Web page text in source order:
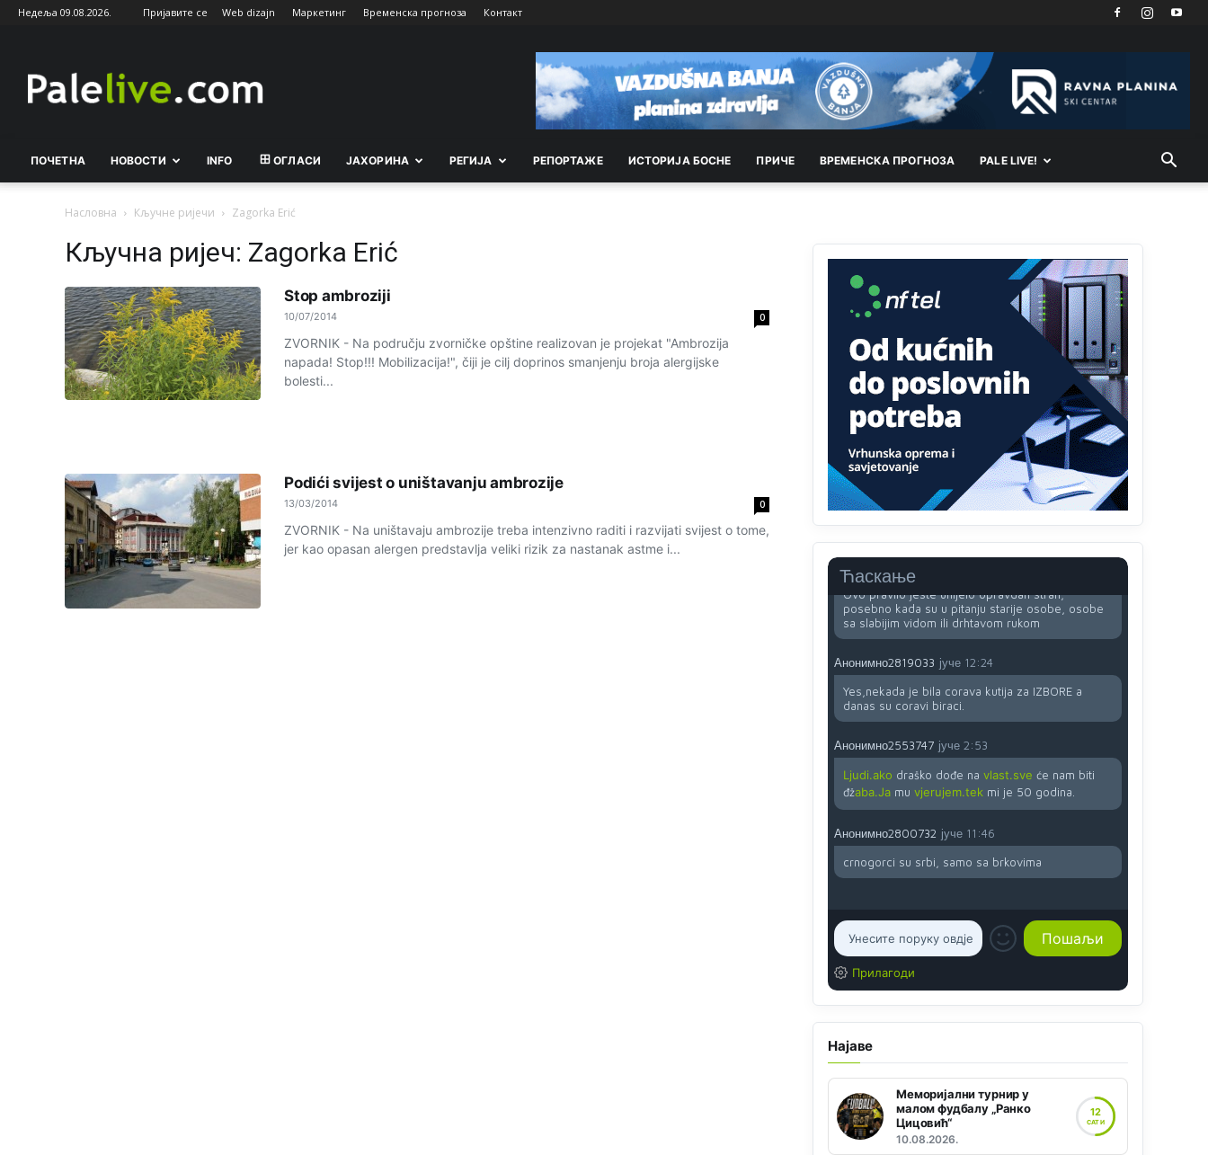
Недеља 09.08.2026. Пријавите се Web dizajn Маркетинг Временска прогноза Контакт
ПОЧЕТНА НОВОСТИ INFO ОГЛАСИ ЈАХОРИНА РEГИЈА РEПОРТАЖE ИСТОРИЈА БОСНЕ ПРИЧЕ ВРEМEНСКА ПРОГНОЗА PALE LIVE!
Насловна Кључне ријечи Zagorka Erić
Кључна ријеч: Zagorka Erić
Stop ambroziji
10/07/2014 0
ZVORNIK - Na području zvorničke opštine realizovan je projekat "Ambrozija
napada! Stop!!! Mobilizacija!", čiji je cilj doprinos smanjenju broja alergijske
bolesti...
Podići svijest o uništavanju ambrozije
13/03/2014 0
ZVORNIK - Na uništavaju ambrozije treba intenzivno raditi i razvijati svijest o tome,
jer kao opasan alergen predstavlja veliki rizik za nastanak astme i...
Ћаскање
Najveći rizik sa nepismenim stanovništvom je
"kupovina glasova" i manipulacija kroz fiktivne
pomoćnike (koji zapravo glasaju po nalogu
političkih partija, a ne po želji birača).
Анонимно2818605
Prema zvaničnim podacima Agencije za statistiku
Анонимно2818605 јуче 11:30
Prema podacima o informaciono-komunikacionim
tehnologijama, čak 33,4% domaćinstava u BiH
uopšte nema pristup računaru bilo koje vrste
(desktop, laptop ili tablet
Анонимно2818605 јуче
11:34
Najveći dio populacije starije od 65 godina
uopšte ne koristi internet, niti ima pristup
računarima
Анонимно2818605 јуче
Uvođenje pravila da se umjesto dosadašnjeg
znaka "X" (krstića) kružić ispred kandidata mora u
potpunosti obojiti (popuniti) uvedeno je isključivo
zbog tehničkih zahtjeva optičkih skenera.
Ovo pravilo jeste unijelo opravdan strah,
posebno kada su u pitanju starije osobe, osobe
sa slabijim vidom ili drhtavom rukom
Анонимно2819033 јуче 12:24
Yes,nekada je bila corava kutija za IZBORE a
danas su coravi biraci.
Анонимно2553747 јуче 2:53
Ljudi.ako draško dođe na vlast.sve će nam biti
đžaba.Jamu vjerujem.tek mi je 50 godina.
Анонимно2800732 јуче 11:46
crnogorci su srbi, samo sa brkovima
Прилагоди
Најаве
Меморијални турнир у
малом фудбалу „Ранко
Цицовић“
10.08.2026.
12
САТИ